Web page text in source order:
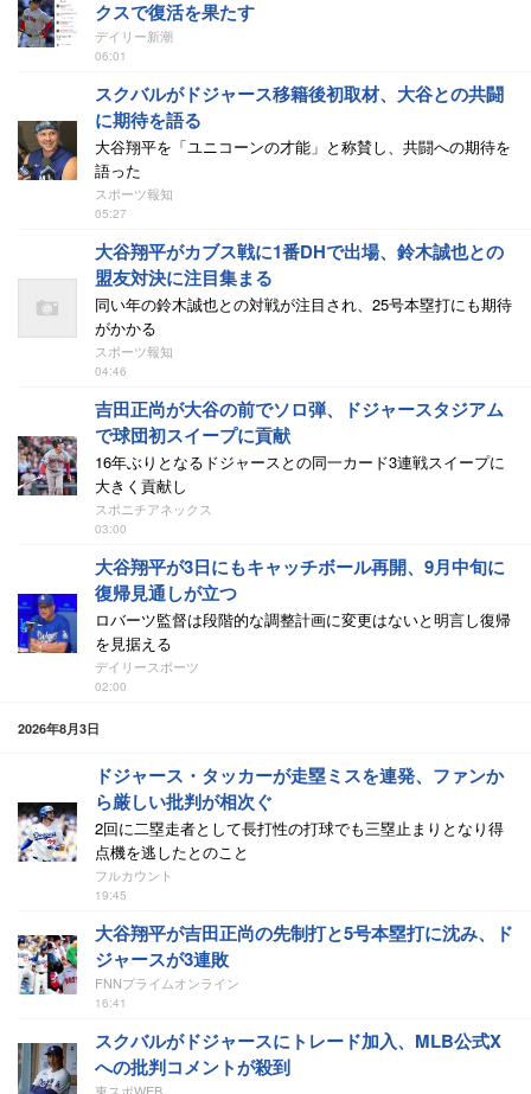
クスで復活を果たす
デイリー新潮
06:01
スクバルがドジャース移籍後初取材、大谷との共闘
に期待を語る
大谷翔平を「ユニコーンの才能」と称賛し、共闘への期待を
語った
スポーツ報知
05:27
大谷翔平がカブス戦に1番DHで出場、鈴木誠也との
盟友対決に注目集まる
同い年の鈴木誠也との対戦が注目され、25号本塁打にも期待
がかかる
スポーツ報知
04:46
吉田正尚が大谷の前でソロ弾、ドジャースタジアム
で球団初スイープに貢献
16年ぶりとなるドジャースとの同一カード3連戦スイープに
大きく貢献し
スポニチアネックス
03:00
大谷翔平が3日にもキャッチボール再開、9月中旬に
復帰見通しが立つ
ロバーツ監督は段階的な調整計画に変更はないと明言し復帰
を見据える
デイリースポーツ
02:00
2026年8月3日
ドジャース・タッカーが走塁ミスを連発、ファンか
ら厳しい批判が相次ぐ
2回に二塁走者として長打性の打球でも三塁止まりとなり得
点機を逃したとのこと
フルカウント
19:45
大谷翔平が吉田正尚の先制打と5号本塁打に沈み、ド
ジャースが3連敗
FNNプライムオンライン
16:41
スクバルがドジャースにトレード加入、MLB公式X
への批判コメントが殺到